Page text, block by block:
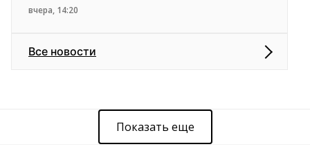
вчера, 14:20
Все новости
Показать еще